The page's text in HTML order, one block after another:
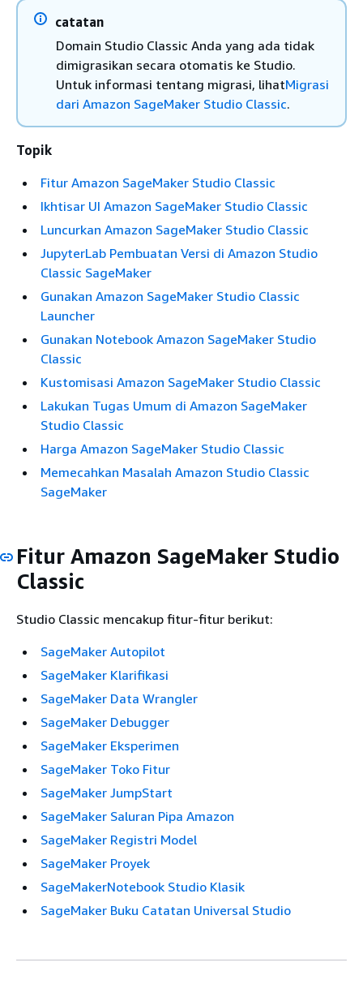
catatan
Domain Studio Classic Anda yang ada tidak
dimigrasikan secara otomatis ke Studio.
Untuk informasi tentang migrasi, lihatMigrasi
dari Amazon SageMaker Studio Classic.
Topik
Fitur Amazon SageMaker Studio Classic
Ikhtisar UI Amazon SageMaker Studio Classic
Luncurkan Amazon SageMaker Studio Classic
JupyterLab Pembuatan Versi di Amazon Studio
Classic SageMaker
Gunakan Amazon SageMaker Studio Classic
Launcher
Gunakan Notebook Amazon SageMaker Studio
Classic
Kustomisasi Amazon SageMaker Studio Classic
Lakukan Tugas Umum di Amazon SageMaker
Studio Classic
Harga Amazon SageMaker Studio Classic
Memecahkan Masalah Amazon Studio Classic
SageMaker
Fitur Amazon SageMaker Studio
Classic
Studio Classic mencakup fitur-fitur berikut:
SageMaker Autopilot
SageMaker Klarifikasi
SageMaker Data Wrangler
SageMaker Debugger
SageMaker Eksperimen
SageMaker Toko Fitur
SageMaker JumpStart
SageMaker Saluran Pipa Amazon
SageMaker Registri Model
SageMaker Proyek
SageMakerNotebook Studio Klasik
SageMaker Buku Catatan Universal Studio